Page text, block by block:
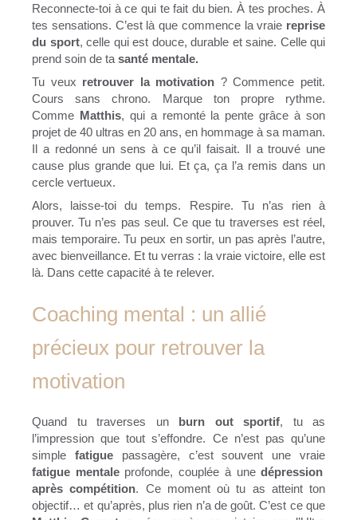
Reconnecte-toi à ce qui te fait du bien. À tes proches. À
tes sensations. C’est là que commence la vraie reprise
du sport, celle qui est douce, durable et saine. Celle qui
prend soin de ta santé mentale.
Tu veux retrouver la motivation ? Commence petit.
Cours sans chrono. Marque ton propre rythme.
Comme Matthis, qui a remonté la pente grâce à son
projet de 40 ultras en 20 ans, en hommage à sa maman.
Il a redonné un sens à ce qu’il faisait. Il a trouvé une
cause plus grande que lui. Et ça, ça l’a remis dans un
cercle vertueux.
Alors, laisse-toi du temps. Respire. Tu n’as rien à
prouver. Tu n’es pas seul. Ce que tu traverses est réel,
mais temporaire. Tu peux en sortir, un pas après l’autre,
avec bienveillance. Et tu verras : la vraie victoire, elle est
là. Dans cette capacité à te relever.
Coaching mental : un allié
précieux pour retrouver la
motivation
Quand tu traverses un burn out sportif, tu as
l’impression que tout s’effondre. Ce n’est pas qu’une
simple fatiguepassagère, c’est souvent une vraie
fatigue mentale profonde, couplée à unedépression
après compétition. Ce moment où tu as atteint ton
objectif… et qu’après, plus rien n’a de goût. C’est ce que